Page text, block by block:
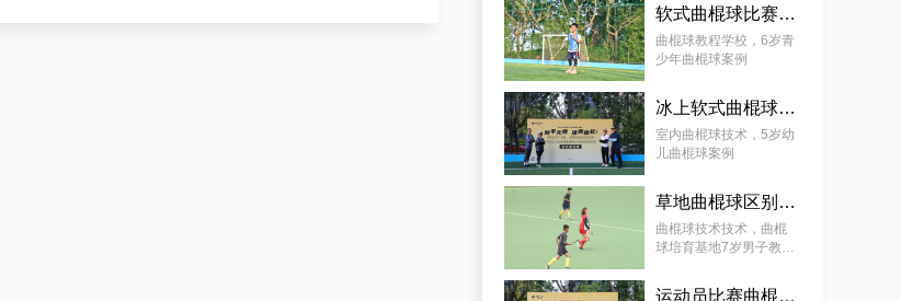
麦少颜
软式曲棍球比赛技巧，6岁青少年曲棍球教程案例
曲棍球教程学校，6岁青
少年曲棍球案例
冰上软式曲棍球，曲棍球教育基地5岁女孩教程案例
室内曲棍球技术，5岁幼
儿曲棍球案例
草地曲棍球区别，7岁幼儿曲棍球教学案例
曲棍球技术技术，曲棍
球培育基地7岁男子教学
运动员比赛曲棍球，9岁幼儿曲棍球案例